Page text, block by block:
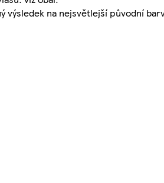
výsledek na nejsvětlejší původní